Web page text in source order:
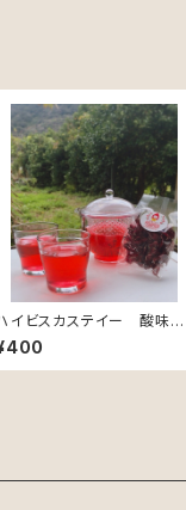
イビスカステイー 酸味の
る きれいなルビー色のお